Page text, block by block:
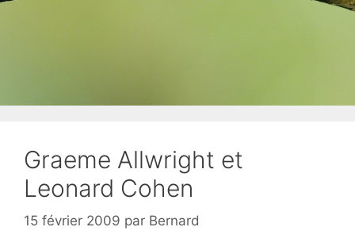
Graeme Allwright et
Leonard Cohen
15 février 2009 par Bernard